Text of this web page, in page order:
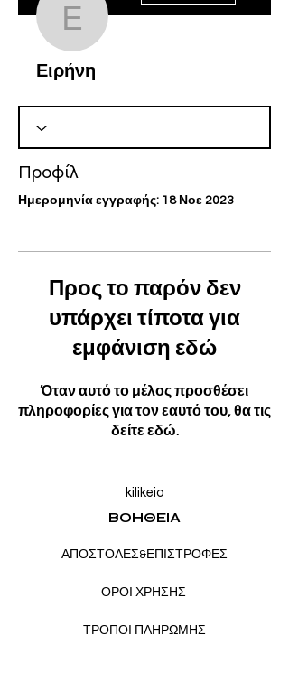
Ειρήνη
Ειρήνη
Προφίλ
Ημερομηνία εγγραφής: 18 Νοε 2023
Προς το παρόν δεν
υπάρχει τίποτα για
εμφάνιση εδώ
Όταν αυτό το μέλος προσθέσει
πληροφορίες για τον εαυτό του, θα τις
δείτε εδώ.
kilikeio
ΒΟΗΘΕΙΑ
ΑΠΟΣΤΟΛΕΣ&ΕΠΙΣΤΡΟΦΕΣ
ΟΡΟΙ ΧΡΗΣΗΣ
ΤΡΟΠΟΙ ΠΛΗΡΩΜΗΣ